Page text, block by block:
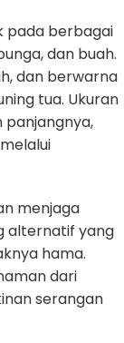
pada berbagai
dan buah.
dan berwarna
tua. Ukuran
panjangnya,
menjaga
alternatif yang
hama.
dari
serangan